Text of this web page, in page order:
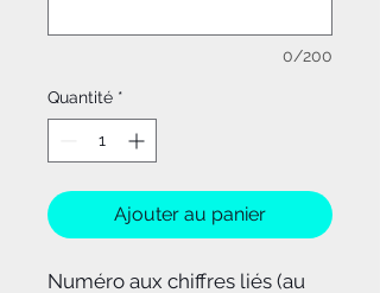
0/200
Quantité *
Ajouter au panier
Numéro aux chiffres liés (au